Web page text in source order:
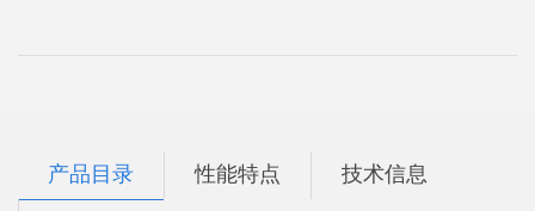
产品目录 性能特点 技术信息